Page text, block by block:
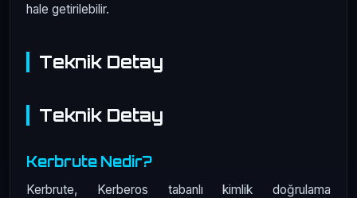
hale getirilebilir.
Teknik Detay
Teknik Detay
Kerbrute Nedir?
Kerbrute, Kerberos tabanlı kimlik doğrulama